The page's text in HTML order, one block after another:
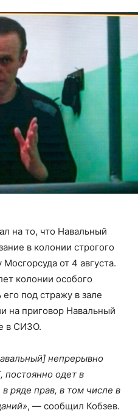
на то, что Навальный
в колонии строгого
от 4 августа.
колонии особого
под стражу в зале
на приговор Навальный
в СИЗО.
непрерывно
одет в
ряде прав, в том числе в
, — сообщил Кобзев.